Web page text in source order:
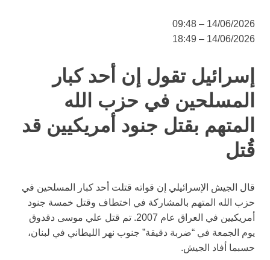
14/06/2026 – 09:48
14/06/2026 – 18:49
إسرائيل تقول إن أحد كبار
المسلحين في حزب الله
المتهم بقتل جنود أمريكيين قد
قُتل
قال الجيش الإسرائيلي إن قواته قتلت أحد كبار المسلحين في
حزب الله المتهم بالمشاركة في اختطاف وقتل خمسة جنود
أمريكيين في العراق عام 2007. تم قتل علي موسى دقدوق
يوم الجمعة في “ضربة دقيقة” جنوب نهر الليطاني في لبنان،
حسبما أفاد الجيش.